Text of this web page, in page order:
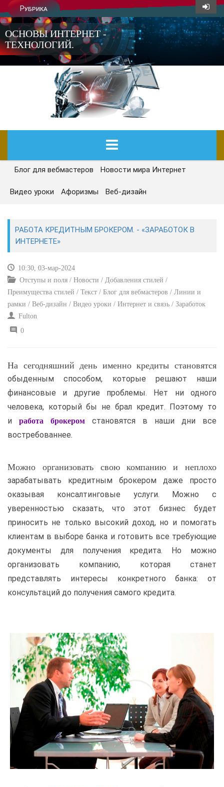
Рубрика
ОСНОВЫ ИНТЕРНЕТ -
ТЕХНОЛОГИЙ.
ГЛАВНАЯ
СЕГОДНЯ
РЕМОНТ И СОВЕТЫ
ИНТЕРНЕТ И СВЯЗЬ
Блог для вебмастеров Новости мира Интернет
Видео уроки Афоризмы Веб-дизайн
РАБОТА КРЕДИТНЫМ БРОКЕРОМ. - «ЗАРАБОТОК В
ИНТЕРНЕТЕ»
10:30, 03-мар-2024
Отступы и поля / Новости / Добавления стилей /
Преимущества стилей / Текст / Блог для вебмастеров / Линии и
рамки / Веб-дизайн / Видео уроки / Интернет и связь / Заработок
Fulton
0
На сегодняшний день именно кредиты становятся
обыденным способом, которые решают наши
финансовые и другие проблемы. Нет ни одного
человека, который бы не брал кредит. Поэтому то
и работа брокером становятся в наши дни все
востребованнее.
Можно организовать свою компанию и неплохо
зарабатывать кредитным брокером даже просто
оказывая консалтинговые услуги. Можно с
уверенностью сказать, что этот бизнес будет
приносить не только высокий доход, но и помогать
клиентам в выборе банка и готовить все требующие
документы для получения кредита. Но можно
организовать компанию, которая станет
представлять интересы конкретного банка: от
консультаций до получения самого кредита.